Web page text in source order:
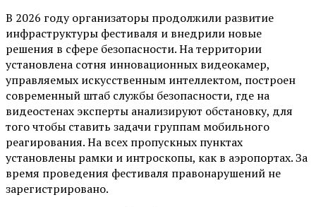
В 2026 году организаторы продолжили развитие
инфраструктуры фестиваля и внедрили новые
решения в сфере безопасности. На территории
установлена сотня инновационных видеокамер,
управляемых искусственным интеллектом, построен
современный штаб службы безопасности, где на
видеостенах эксперты анализируют обстановку, для
того чтобы ставить задачи группам мобильного
реагирования. На всех пропускных пунктах
установлены рамки и интроскопы, как в аэропортах. За
время проведения фестиваля правонарушений не
зарегистрировано.